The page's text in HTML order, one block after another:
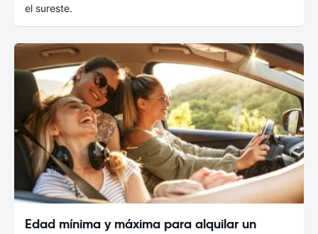
el sureste.
Edad mínima y máxima para alquilar un